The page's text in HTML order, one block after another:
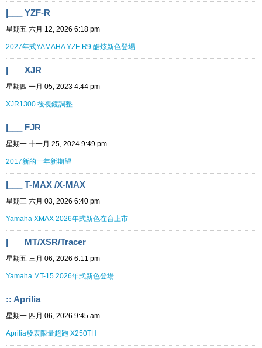
|___ YZF-R
星期五 六月 12, 2026 6:18 pm
2027年式YAMAHA YZF-R9 酷炫新色登場
|___ XJR
星期四 一月 05, 2023 4:44 pm
XJR1300 後視鏡調整
|___ FJR
星期一 十一月 25, 2024 9:49 pm
2017新的一年新期望
|___ T-MAX /X-MAX
星期三 六月 03, 2026 6:40 pm
Yamaha XMAX 2026年式新色在台上市
|___ MT/XSR/Tracer
星期五 三月 06, 2026 6:11 pm
Yamaha MT-15 2026年式新色登場
:: Aprilia
星期一 四月 06, 2026 9:45 am
Aprilia發表限量超跑 X250TH